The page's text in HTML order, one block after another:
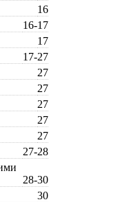
16
16-17
17
17-27
27
27
27
27
27
27-28
28-30
30